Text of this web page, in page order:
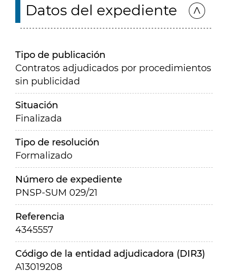
Datos del expediente
Tipo de publicación
Contratos adjudicados por procedimientos
sin publicidad
Situación
Finalizada
Tipo de resolución
Formalizado
Número de expediente
PNSP-SUM 029/21
Referencia
4345557
Código de la entidad adjudicadora (DIR3)
A13019208